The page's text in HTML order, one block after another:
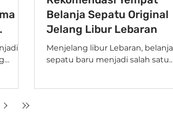
Belanja Sepatu Original
Jelang Libur Lebaran
Menjelang libur Lebaran, belanja
sepatu baru menjadi salah satu